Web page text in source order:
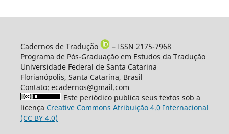
Cadernos de Tradução
– ISSN 2175-7968
Programa de Pós-Graduação em Estudos da Tradução
Universidade Federal de Santa Catarina
Florianópolis, Santa Catarina, Brasil
Contato: ecadernos@gmail.com
Este periódico publica seus textos sob a
licença Creative Commons Atribuição 4.0 Internacional
(CC BY 4.0)